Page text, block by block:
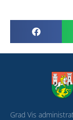
Grad Vis